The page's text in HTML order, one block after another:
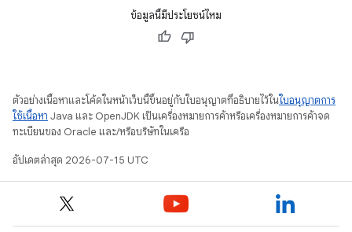
ข้อมูลนี้มีประโยชน์ไหม
ตัวอย่างเนื้อหาและโค้ดในหน้าเว็บนี้ขึ้นอยู่กับใบอนุญาตที่อธิบายไว้ในใบอนุญาตการ
ใช้เนื้อหา Java และ OpenJDK เป็นเครื่องหมายการค้าหรือเครื่องหมายการค้าจด
ทะเบียนของ Oracle และ/หรือบริษัทในเครือ
อัปเดตล่าสุด 2026-07-15 UTC